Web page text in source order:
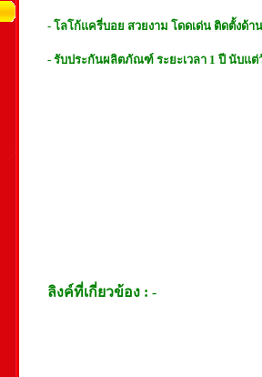
- โลโก้แครี่บอย สวยงาม โดดเด่น ติดตั้งด้า
- รับประกันผลิตภัณฑ์ ระยะเวลา 1 ปี นับแ
ลิงค์ที่เกี่ยวข้อง : -